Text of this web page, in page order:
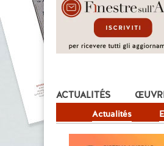
ACTUALITÉS
Actualités